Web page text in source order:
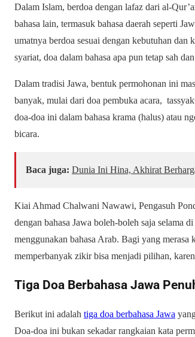
Dalam Islam, berdoa dengan lafaz dari al-
bahasa lain, termasuk bahasa daerah seperti
umatnya berdoa sesuai dengan kebutuhan dan
syariat, doa dalam bahasa apa pun tetap sah
Dalam tradisi Jawa, bentuk permohonan ini
banyak, mulai dari doa pembuka acara,
doa-doa ini dalam bahasa krama (halus) atau
bicara.
Baca juga: Dunia Ini Hina, Akhirat
Kiai Ahmad Chalwani Nawawi, Pengasuh
dengan bahasa Jawa boleh-boleh saja selama
menggunakan bahasa Arab. Bagi yang merasa
memperbanyak zikir bisa menjadi pilihan,
Tiga Doa Berbahasa Jawa
Berikut ini adalah tiga doa berbahasa Jawa
Doa-doa ini bukan sekadar rangkaian kata